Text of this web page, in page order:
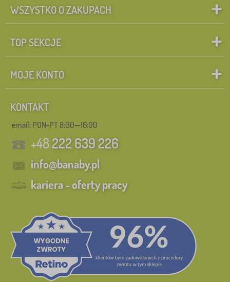
WSZYSTKO O ZAKUPACH
TOP SEKCJE
MOJE KONTO
KONTAKT
email: PON-PT 8:00—16:00
+48222 639 226
info@banaby.pl
kariera - oferty pracy